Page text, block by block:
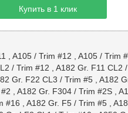
Купить в 1 клик
A105 / Trim #12 A105 / Trim
/ Trim #12 A182 Gr. F11 CL2
Gr. F22 CL3 / Trim #5, A182
A182 Gr. F304 / Trim #2S,
#16 A182 Gr. F5 / Trim #5,